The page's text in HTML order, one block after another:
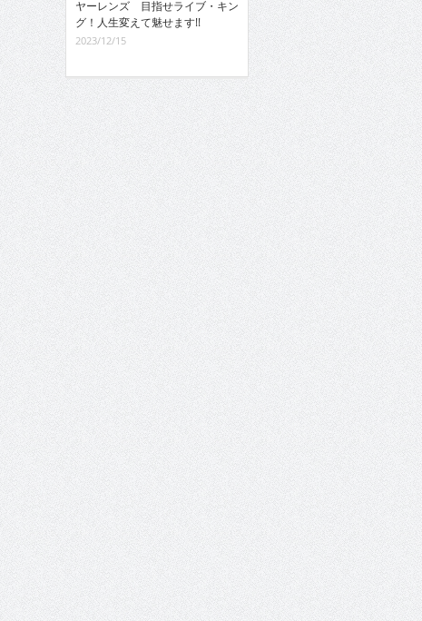
ヤーレンズ 目指せライブ・キン
グ！人生変えて魅せます!!
2023/12/15